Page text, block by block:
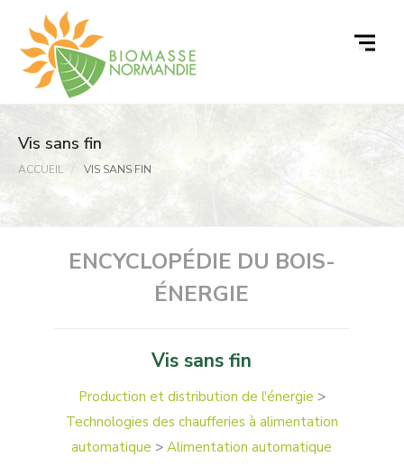
contenu
Vis sans fin
ACCUEIL VIS SANS FIN
ENCYCLOPÉDIE DU BOIS-
ÉNERGIE
Vis sans fin
Production et distribution de l'énergie >
Technologies des chaufferies à alimentation
automatique >Alimentation automatique